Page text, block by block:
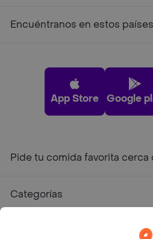
Encuéntranos en estos países
App Store Google
Pide tu comida favorita cerca
Categorías